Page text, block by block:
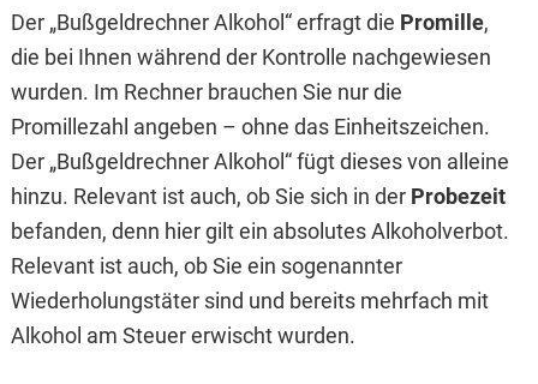
Der „Bußgeldrechner Alkohol“ erfragt die Promille,
die bei Ihnen während der Kontrolle nachgewiesen
wurden. Im Rechner brauchen Sie nur die
Promillezahl angeben – ohne das Einheitszeichen.
Der „Bußgeldrechner Alkohol“ fügt dieses von alleine
hinzu. Relevant ist auch, ob Sie sich in der Probezeit
befanden, denn hier gilt ein absolutes Alkoholverbot.
Relevant ist auch, ob Sie ein sogenannter
Wiederholungstäter sind und bereits mehrfach mit
Alkohol am Steuer erwischt wurden.